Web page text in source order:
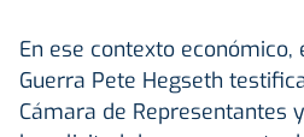
En ese contexto económico,
Guerra Pete Hegseth
Cámara de Representantes